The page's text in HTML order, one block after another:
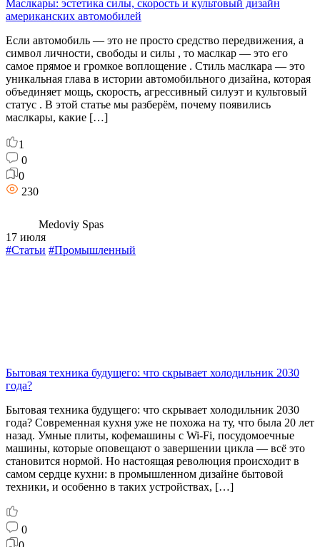
Маслкары: эстетика силы, скорость и культовый дизайн
американских автомобилей
Если автомобиль — это не просто средство передвижения, а
символ личности, свободы и силы , то маслкар — это его
самое прямое и громкое воплощение . Стиль маслкара — это
уникальная глава в истории автомобильного дизайна, которая
объединяет мощь, скорость, агрессивный силуэт и культовый
статус . В этой статье мы разберём, почему появились
маслкары, какие […]
1
0
0
230
Medoviy Spas
17 июля
#Статьи #Промышленный
Бытовая техника будущего: что скрывает холодильник 2030
года?
Бытовая техника будущего: что скрывает холодильник 2030
года? Современная кухня уже не похожа на ту, что была 20 лет
назад. Умные плиты, кофемашины с Wi-Fi, посудомоечные
машины, которые оповещают о завершении цикла — всё это
становится нормой. Но настоящая революция происходит в
самом сердце кухни: в промышленном дизайне бытовой
техники, и особенно в таких устройствах, […]
0